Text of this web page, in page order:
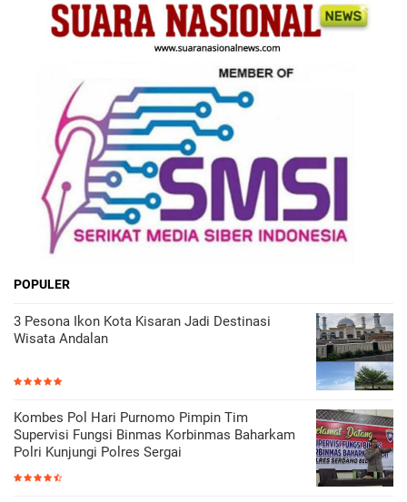
POPULER
3 Pesona Ikon Kota Kisaran Jadi Destinasi
Wisata Andalan
Kombes Pol Hari Purnomo Pimpin Tim
Supervisi Fungsi Binmas Korbinmas Baharkam
Polri Kunjungi Polres Sergai